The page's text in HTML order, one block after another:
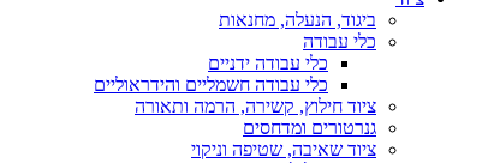
ביגוד, הנעלה, מחנאות
כלי עבודה
כלי עבודה ידניים
כלי עבודה חשמליים והידראוליים
ציוד חילוץ, קשירה, הרמה ותאורה
גנרטורים ומדחסים
ציוד שאיבה, שטיפה וניקוי